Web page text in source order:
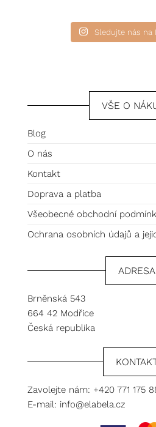
Sledujte nás na
VŠE O
Blog
O nás
Kontakt
Doprava a platba
Všeobecné obchodní
Ochrana osobních údajů a
ADRESA
Brněnská 543
664 42 Modřice
Česká republika
Zavolejte nám: +420 771 175
E-mail: info@elabela.cz